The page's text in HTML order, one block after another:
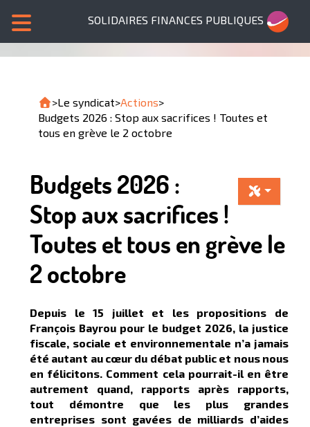
SOLIDAIRES FINANCES PUBLIQUES
>Le syndicat>Actions>
Budgets 2026 : Stop aux sacrifices ! Toutes et
tous en grève le 2 octobre
Budgets 2026 :
Stop aux sacrifices !
Toutes et tous en grève le
2 octobre
Depuis le 15 juillet et les propositions de
François Bayrou pour le budget 2026, la justice
fiscale, sociale et environnementale n’a jamais
été autant au cœur du débat public et nous nous
en félicitons. Comment cela pourrait-il en être
autrement quand, rapports après rapports,
tout démontre que les plus grandes
entreprises sont gavées de milliards d’aides